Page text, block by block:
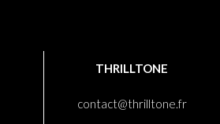
THRILLTONE
contact@thrilltone.fr